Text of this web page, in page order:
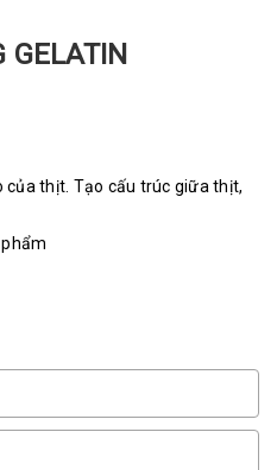
của thịt. Tạo cấu trúc giữa thịt,